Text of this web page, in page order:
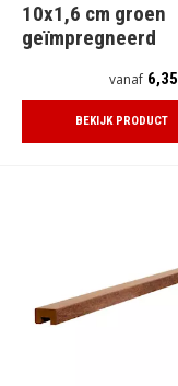
10x1,6 cm groen
geïmpregneerd
vanaf 6,35
BEKIJK PRODUCT